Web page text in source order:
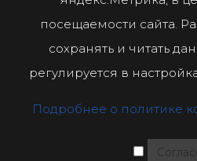
посещаемости сайта.
сохранять и читать
регулируется в
Подробнее о политике